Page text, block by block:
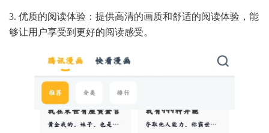
3. 优质的阅读体验：提供高清的画质和舒适的阅读体验，能
够让用户享受到更好的阅读感受。